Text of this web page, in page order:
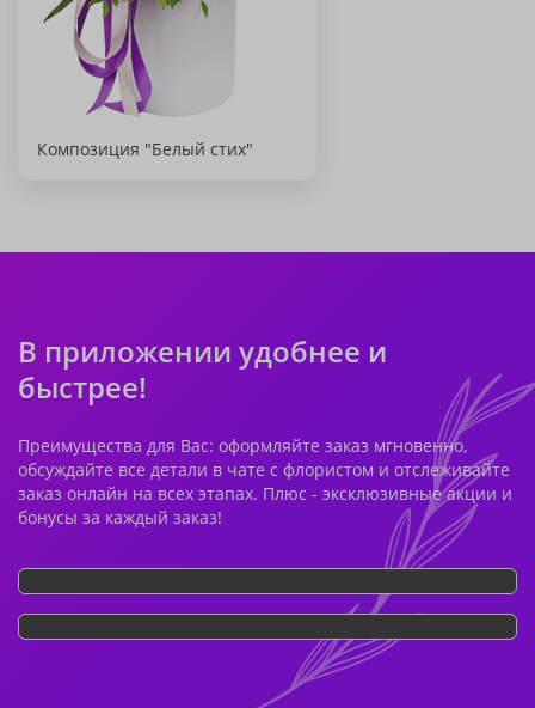
Композиция "Белый стих"
В приложении удобнее и
быстрее!
Преимущества для Вас: оформляйте заказ мгновенно,
обсуждайте все детали в чате с флористом и отслеживайте
заказ онлайн на всех этапах. Плюс - эксклюзивные акции и
бонусы за каждый заказ!